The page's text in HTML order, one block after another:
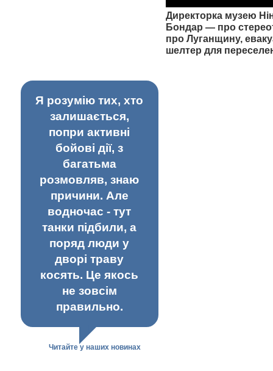
Директорка музею
Бондар — про
про Луганщину,
шелтер для
Я розумію тих, хто
залишається,
попри активні
бойові дії, з
багатьма
розмовляв, знаю
причини. Але
водночас - тут
танки підбили, а
поряд люди у
дворі траву
косять. Це якось
не зовсім
правильно.
Читайте у наших новинах